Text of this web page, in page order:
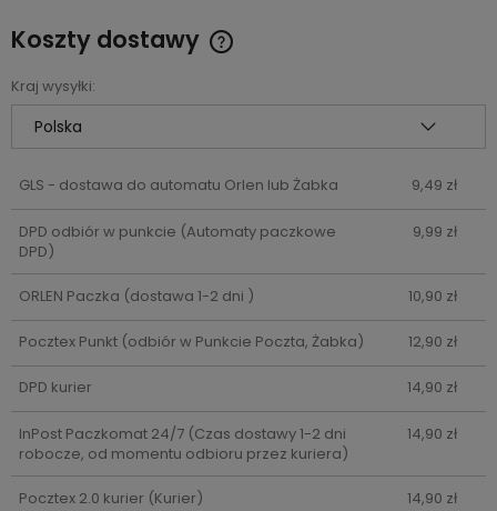
Koszty dostawy
Cena nie zawiera ewentualnych kosztów płatności
Kraj wysyłki:
GLS - dostawa do automatu Orlen lub Żabka 9,49 zł
DPD odbiór w punkcie (Automaty paczkowe
DPD)
9,99 zł
ORLEN Paczka (dostawa 1-2 dni ) 10,90 zł
Pocztex Punkt (odbiór w Punkcie Poczta, Żabka) 12,90 zł
DPD kurier 14,90 zł
InPost Paczkomat 24/7(Czas dostawy 1-2 dni
robocze, od momentu odbioru przez kuriera)
14,90 zł
Pocztex 2.0 kurier (Kurier) 14,90 zł